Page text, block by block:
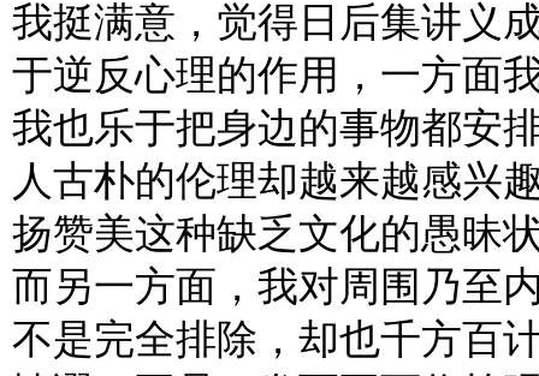
我挺满意，觉得日后集讲义
于逆反心理的作用，一方面
我也乐于把身边的事物都安
人古朴的伦理却越来越感兴
扬赞美这种缺乏文化的愚昧
而另一方面，我对周围乃至
不是完全排除，却也千方百